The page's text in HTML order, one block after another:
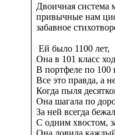
Двоичная система
привычные нам
забавное
Ей было 1100 лет,
Она в 101 класс
В портфеле по 100
Все это правда, а
Когда пыля
Она шагала по
За ней всегда
С одним хвостом,